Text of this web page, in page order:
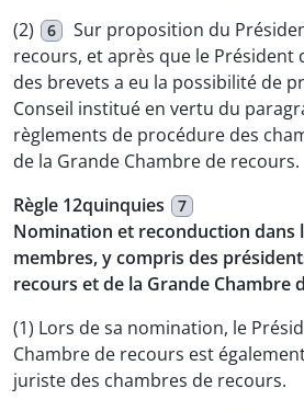
(2)
6
Sur proposition du
recours, et après que le Président
des brevets a eu la possibilité de
Conseil institué en vertu du
règlements de procédure des
de la Grande Chambre de recours.
Règle 12quinquies
7
Nomination et reconduction dans
membres, y compris des
recours et de la Grande Chambre
(1) Lors de sa nomination, le
Chambre de recours est
juriste des chambres de recours.